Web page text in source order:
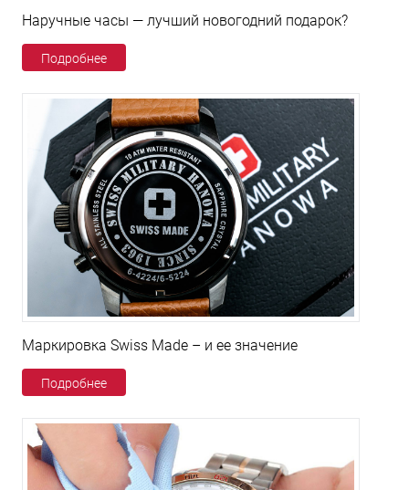
Наручные часы — лучший новогодний подарок?
Подробнее
Маркировка Swiss Made – и ее значение
Подробнее